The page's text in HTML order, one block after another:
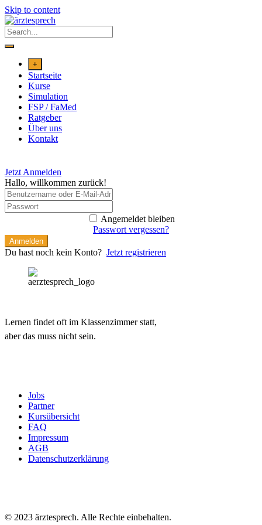
Skip to content
+
Startseite
Kurse
Simulation
FSP / FaMed
Ratgeber
Über uns
Kontakt
Jetzt Anmelden
Hallo, willkommen zurück!
Angemeldet bleiben
Passwort vergessen?
Anmelden
Du hast noch kein Konto? Jetzt registrieren
Lernen findet oft im Klassenzimmer statt,
aber das muss nicht sein.
Jobs
Partner
Kursübersicht
FAQ
Impressum
AGB
Datenschutzerklärung
© 2023 ärztesprech. Alle Rechte einbehalten.